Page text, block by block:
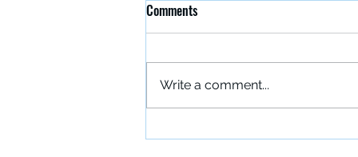
Comments
Write a comment...